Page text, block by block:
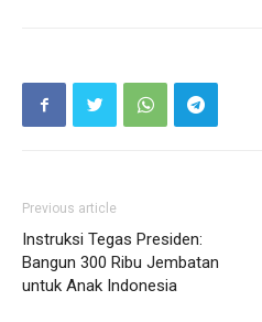
Previous article
Instruksi Tegas Presiden:
Bangun 300 Ribu Jembatan
untuk Anak Indonesia